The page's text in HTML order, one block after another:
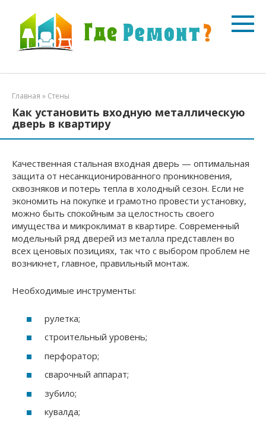
контенту
Главная » Стены
Как установить входную металлическую
дверь в квартиру
Качественная стальная входная дверь — оптимальная
защита от несанкционированного проникновения,
сквозняков и потерь тепла в холодный сезон. Если не
экономить на покупке и грамотно провести установку,
можно быть спокойным за целостность своего
имущества и микроклимат в квартире. Современный
модельный ряд дверей из металла представлен во
всех ценовых позициях, так что с выбором проблем не
возникнет, главное, правильный монтаж.
Необходимые инструменты:
рулетка;
строительный уровень;
перфоратор;
сварочный аппарат;
зубило;
кувалда;